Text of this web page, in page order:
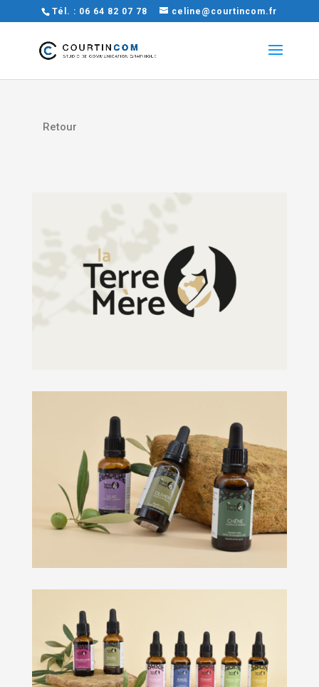
Tél. : 06 64 82 07 78 celine@courtincom.fr
Retour